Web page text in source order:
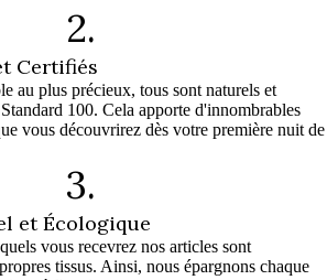
2.
Certifiés
au plus précieux, tous sont naturels et
100. Cela apporte d'innombrables
vous découvrirez dès votre première nuit de
3.
et Écologique
vous recevrez nos articles sont
tissus. Ainsi, nous épargnons chaque